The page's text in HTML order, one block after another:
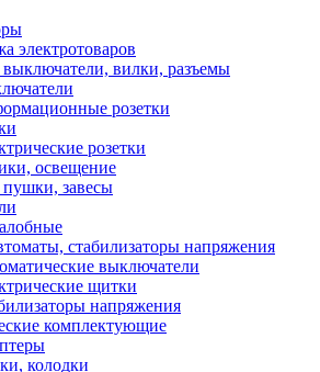
электротоваров
выключатели, вилки, разъемы
розетки
розетки
освещение
завесы
стабилизаторы напряжения
выключатели
щитки
напряжения
комплектующие
колодки